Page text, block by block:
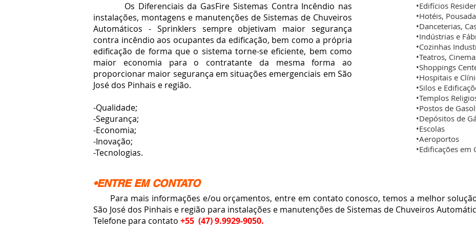
Os Diferenciais da GasFire Sistemas Contra Incêndio nas
instalações, montagens e manutenções de Sistemas de Chuveiros
Automáticos - Sprinklers sempre objetivam maior segurança
contra incêndio aos ocupantes da edificação, bem como a própria
edificação de forma que o sistema torne-se eficiente, bem como
maior economia para o contratante da mesma forma ao
proporcionar maior segurança em situações emergenciais em São
José dos Pinhais e região.
-Qualidade;
-Segurança;
-Economia;
-Inovação;
-Tecnologias.
•Edifícios
•Hotéis,
•Danceterias,
•Indústrias e
•Cozinhas
•Teatros,
•Shoppings
•Hospitais e
•Silos e
•Templos
•Postos de
•Depósitos de
•Escolas
•Aeroportos
•Edificações em
•ENTRE EM CONTATO
Para mais informações e/ou orçamentos, entre em contato conosco, temos a melhor
São José dos Pinhais e região para instalações e manutenções de Sistemas de Chuveiros
Telefone para contato +55 (47) 9.9929-9050.